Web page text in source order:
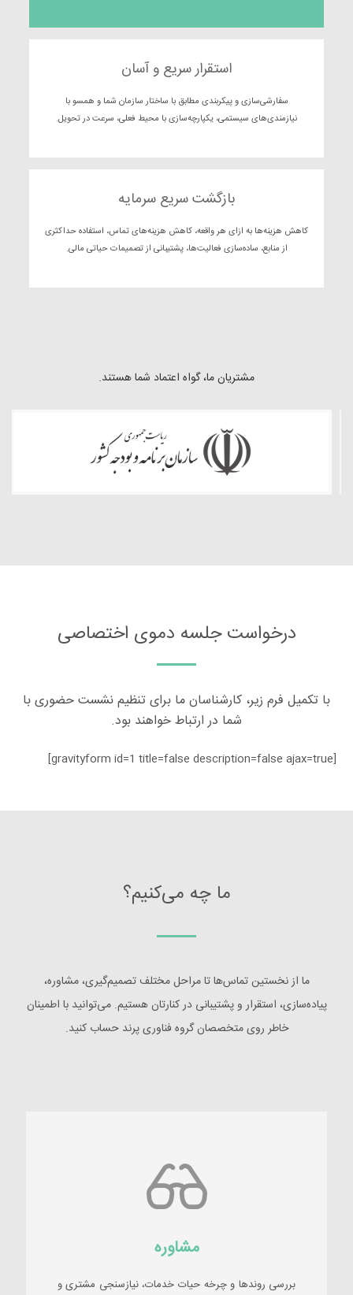
استقرار سریع و آسان
سفارشی‌سازی و پیکربندی مطابق با ساختار سازمان شما و همسو با
نیازمندی‌‌های سیستمی، یکپارچه‌سازی با محیط فعلی، سرعت در تحویل.
بازگشت سریع سرمایه
کاهش هزینه‌ها به ازای هر واقعه، کاهش هزینه‌های تماس، استفاده حداکثری
از منابع، ساده‌سازی فعالیت‌ها، پشتیبانی از تصمیمات حیاتی مالی.
مشتریان ما، گواه اعتماد شما هستند.
درخواست جلسه دموی اختصاصی
با تکمیل فرم زیر، کارشناسان ما برای تنظیم نشست حضوری با
شما در ارتباط خواهند بود.
[gravityform id=1 title=false description=false ajax=true]
ما چه می‌کنیم؟
ما از نخستین تماس‌ها تا مراحل مختلف تصمیم‌گیری، مشاوره،
پیاده‌سازی، استقرار و پشتیبانی در کنارتان هستیم. می‌توانید با اطمینان
خاطر روی متخصصان گروه فناوری پرند حساب کنید.
مشاوره
بررسی روندها و چرخه حیات خدمات، نیازسنجی مشتری و